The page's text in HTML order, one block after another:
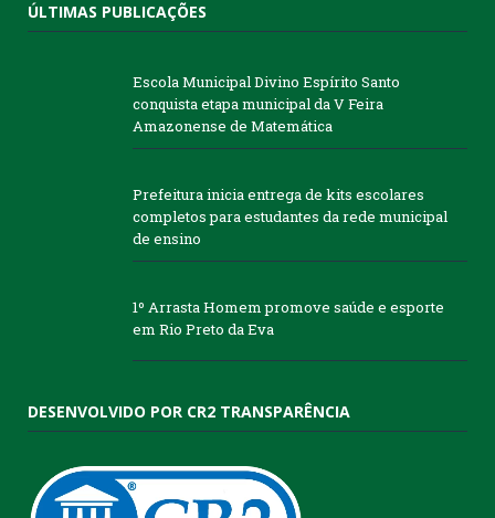
ÚLTIMAS PUBLICAÇÕES
Escola Municipal Divino Espírito Santo
conquista etapa municipal da V Feira
Amazonense de Matemática
Prefeitura inicia entrega de kits escolares
completos para estudantes da rede municipal
de ensino
1º Arrasta Homem promove saúde e esporte
em Rio Preto da Eva
DESENVOLVIDO POR CR2 TRANSPARÊNCIA